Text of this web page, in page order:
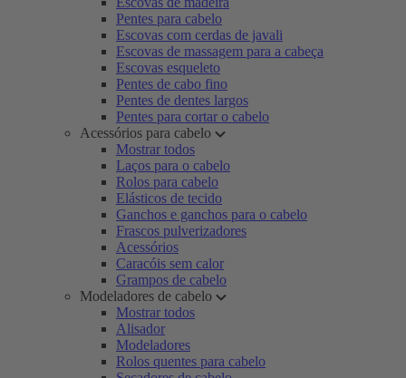
Pentes para cabelo
Escovas com cerdas de javali
Escovas de massagem para a cabeça
Escovas esqueleto
Pentes de cabo fino
Pentes de dentes largos
Pentes para cortar o cabelo
Acessórios para cabelo
Mostrar todos
Laços para o cabelo
Rolos para cabelo
Elásticos de tecido
Ganchos e ganchos para o cabelo
Frascos pulverizadores
Acessórios
Caracóis sem calor
Grampos de cabelo
Modeladores de cabelo
Mostrar todos
Alisador
Modeladores
Rolos quentes para cabelo